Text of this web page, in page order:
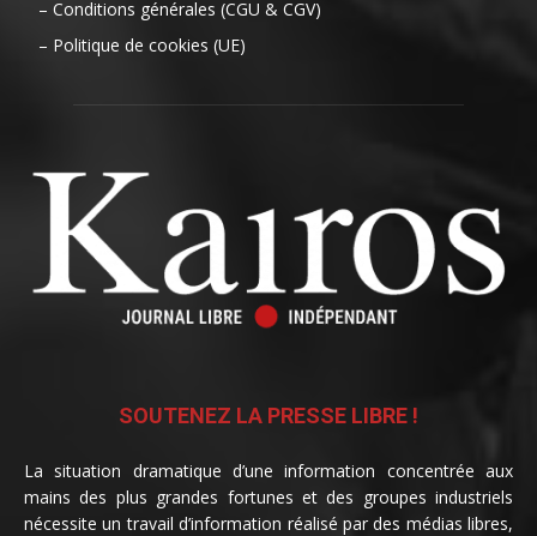
– Conditions générales (CGU & CGV)
– Politique de cookies (UE)
SOUTENEZ LA PRESSE LIBRE !
La situation dramatique d’une information concentrée aux
mains des plus grandes fortunes et des groupes industriels
nécessite un travail d’information réalisé par des médias libres,